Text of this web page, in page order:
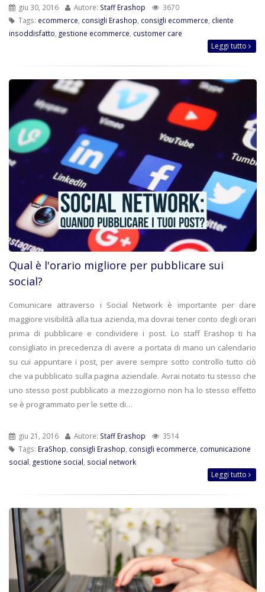
giu 30, 2016 Autore: Staff Erashop
3670
Tags: ecommerce, consigli Erashop, consigli ecommerce, cliente
insoddisfatto, gestione ecommerce, customer care
Leggi tutto
Qual è l'orario migliore per pubblicare sui
social?
Comunicare attraverso i Social Network è importante per dare
maggiore visibilità alla tua azienda, ma dovrai tener conto degli orari
prima di pubblicare e condividere i post. Lo staff Erashop ti ha
consigliato in precedenza di avere a portata di mano un calendario
su cui appuntare i post, per avere sempre sotto controllo tutto ciò
che va pubblicato sulla pagina aziendale. Avrai notato tu stesso che
uno stesso post pubblicato a mezzogiorno non ha lo stesso effetto
se è programmato per le sette di…
giu 21, 2016 Autore: Staff Erashop
3514
Tags: EraShop consigli Erashop consigli ecommerce comunicazione
social gestione social social network
Leggi tutto